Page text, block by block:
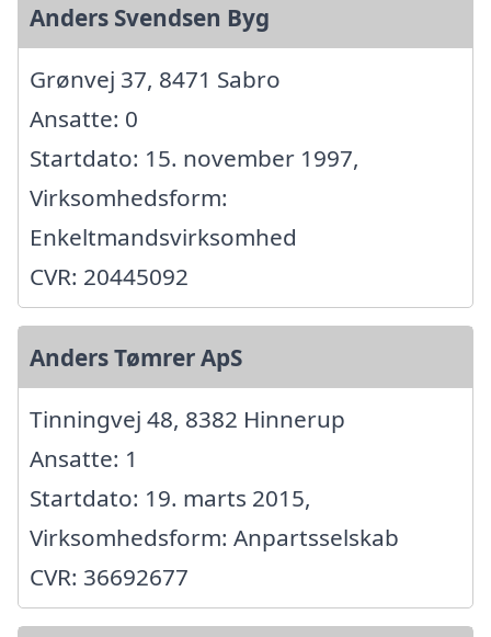
Anders Svendsen Byg
Grønvej 37, 8471 Sabro
Ansatte: 0
Startdato: 15. november 1997,
Virksomhedsform:
Enkeltmandsvirksomhed
CVR: 20445092
Anders Tømrer ApS
Tinningvej 48, 8382 Hinnerup
Ansatte: 1
Startdato: 19. marts 2015,
Virksomhedsform: Anpartsselskab
CVR: 36692677